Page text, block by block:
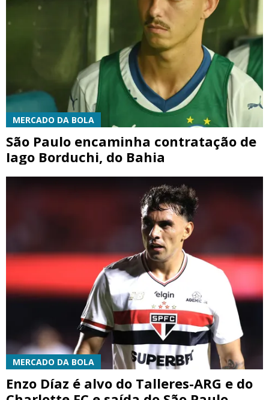
MERCADO DA BOLA
São Paulo encaminha contratação de
Iago Borduchi, do Bahia
MERCADO DA BOLA
Enzo Díaz é alvo do Talleres-ARG e do